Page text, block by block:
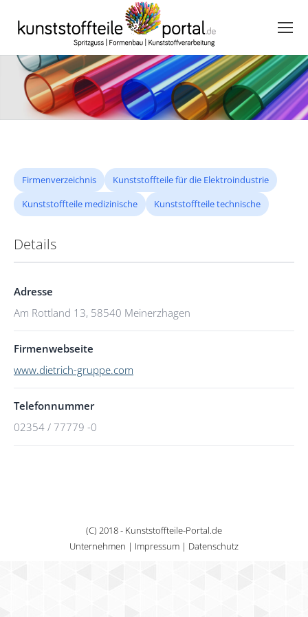
Firmenverzeichnis
Kunststoffteile für die Elektroindustrie
Kunststoffteile medizinische
Kunststoffteile technische
Details
Adresse
Am Rottland 13, 58540 Meinerzhagen
Firmenwebseite
www.dietrich-gruppe.com
Telefonnummer
02354 / 77779 -0
(C) 2018 - Kunststoffteile-Portal.de
Unternehmen | Impressum | Datenschutz